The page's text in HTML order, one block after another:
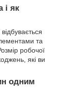
і як
та
робочої
які ви
одним